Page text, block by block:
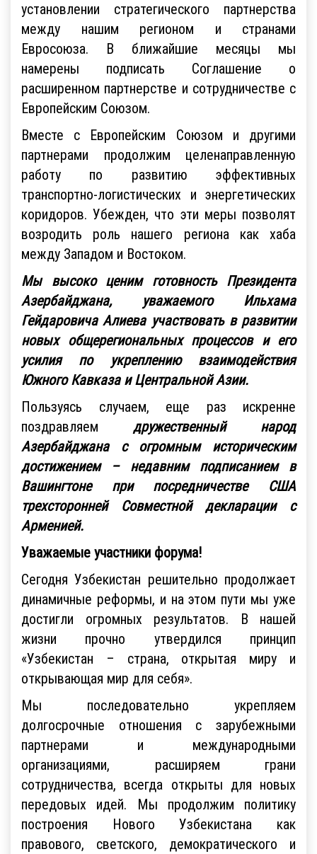
установлении стратегического партнерства
между нашим регионом и странами
Евросоюза. В ближайшие месяцы мы
намерены подписать Соглашение о
расширенном партнерстве и сотрудничестве с
Европейским Союзом.
Вместе с Европейским Союзом и другими
партнерами продолжим целенаправленную
работу по развитию эффективных
транспортно-логистических и энергетических
коридоров. Убежден, что эти меры позволят
возродить роль нашего региона как хаба
между Западом и Востоком.
Мы высоко ценим готовность Президента
Азербайджана, уважаемого Ильхама
Гейдаровича Алиева участвовать в развитии
новых общерегиональных процессов и его
усилия по укреплению взаимодействия
Южного Кавказа и Центральной Азии.
Пользуясь случаем, еще раз искренне
поздравляем дружественный народ
Азербайджана с огромным историческим
достижением – недавним подписанием в
Вашингтоне при посредничестве США
трехсторонней Совместной декларации с
Арменией.
Уважаемые участники форума!
Сегодня Узбекистан решительно продолжает
динамичные реформы, и на этом пути мы уже
достигли огромных результатов. В нашей
жизни прочно утвердился принцип
«Узбекистан – страна, открытая миру и
открывающая мир для себя».
Мы последовательно укрепляем
долгосрочные отношения с зарубежными
партнерами и международными
организациями, расширяем грани
сотрудничества, всегда открыты для новых
передовых идей. Мы продолжим политику
построения Нового Узбекистана как
правового, светского, демократического и